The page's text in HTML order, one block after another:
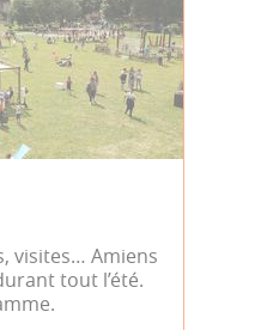
visites… Amiens
tout l’été.